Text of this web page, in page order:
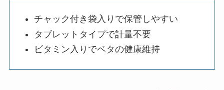
チャック付き袋入りで保管しやすい
タブレットタイプで計量不要
ビタミン入りでベタの健康維持